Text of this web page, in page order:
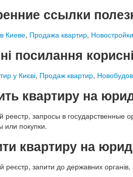
ссылки
Киеве, Продажа квартир, Новостройки
посилання
у Києві, Продаж квартир,
квартиру на
реестр, запросы в
или покупки.
квартиру на
реєстр, запити до державних